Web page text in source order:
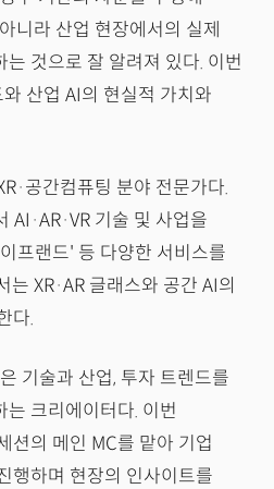
니라 산업 현장에서의 실제
것으로 잘 알려져 있다. 이번
산업 AI의 현실적 가치와
공간컴퓨팅 분야 전문가다.
AI·AR·VR 기술 및 사업을
프랜드' 등 다양한 서비스를
XR·AR 글래스와 공간 AI의
다.
기술과 산업, 투자 트렌드를
크리에이터다. 이번
션의 메인 MC를 맡아 기업
행하며 현장의 인사이트를